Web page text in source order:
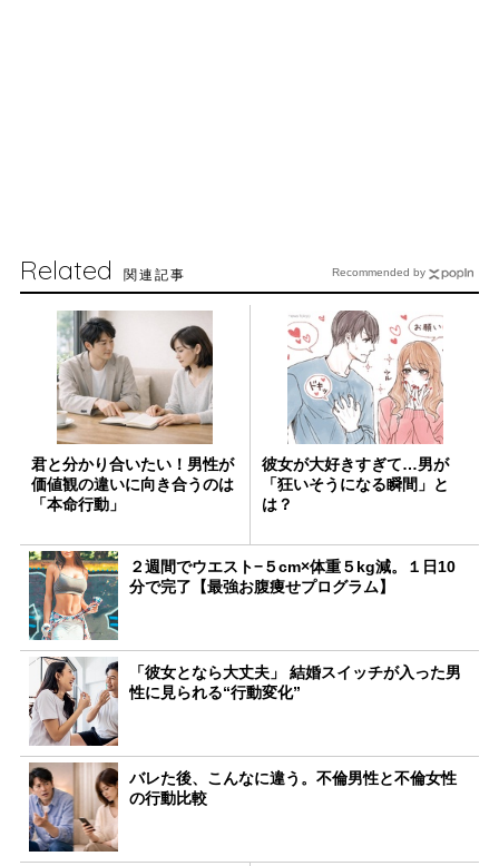
Related 関連記事
君と分かり合いたい！男性が
価値観の違いに向き合うのは
「本命行動」
彼女が大好きすぎて…男が
「狂いそうになる瞬間」と
は？
２週間でウエスト−５cm×体重５kg減。１日10
分で完了【最強お腹痩せプログラム】
「彼女となら大丈夫」 結婚スイッチが入った男
性に見られる“行動変化”
バレた後、こんなに違う。不倫男性と不倫女性
の行動比較
Recommended by